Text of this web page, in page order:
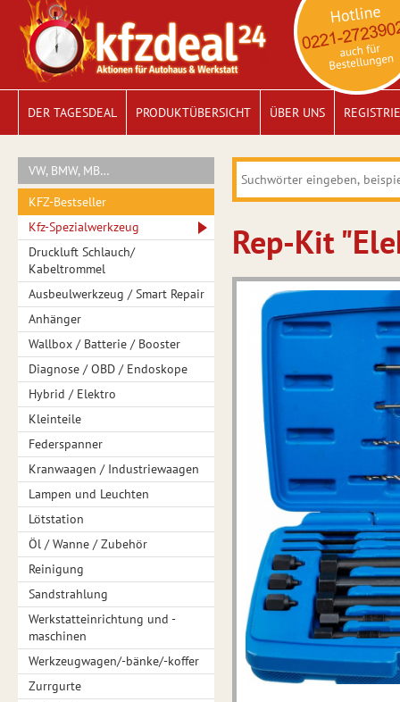
DER TAGESDEAL PRODUKTÜBERSICHT ÜBER UNS
VW, BMW, MB…
KFZ-Bestseller
Kfz-Spezialwerkzeug
Druckluft Schlauch/
Kabeltrommel
Ausbeulwerkzeug / Smart Repair
Anhänger
Wallbox / Batterie / Booster
Diagnose / OBD / Endoskope
Hybrid / Elektro
Kleinteile
Federspanner
Kranwaagen / Industriewaagen
Lampen und Leuchten
Lötstation
Öl / Wanne / Zubehör
Reinigung
Sandstrahlung
Werkstatteinrichtung und -
maschinen
Werkzeugwagen/-bänke/-koffer
Zurrgurte
Rep-Kit